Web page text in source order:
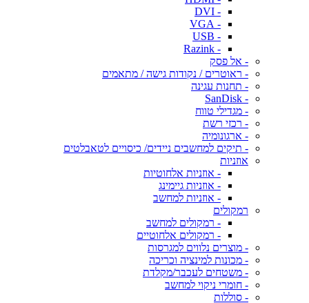
- DVI
- VGA
- USB
- Razink
- אל פסק
- ראוטרים / נקודות גישה / מתאמים
- תחנות עגינה
- SanDisk
- מגדילי טווח
- רכזי רשת
- ארגונומיה
- תיקים למחשבים ניידים/ כיסויים לטאבלטים
אוזניות
- אוזניות אלחוטיות
- אוזניות גיימינג
- אוזניות למחשב
רמקולים
- רמקולים למחשב
- רמקולים אלחוטיים
- מוצרים נלווים למגרסות
- מכונות למינציה וכריכה
- משטחים לעכבר/מקלדת
- חומרי ניקוי למחשב
- סוללות